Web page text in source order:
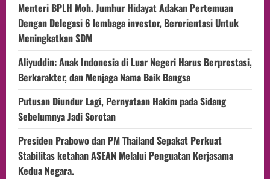
Menteri BPLH Moh. Jumhur Hidayat Adakan Pertemuan
Dengan Delegasi 6 lembaga investor, Berorientasi Untuk
Meningkatkan SDM
Aliyuddin: Anak Indonesia di Luar Negeri Harus Berprestasi,
Berkarakter, dan Menjaga Nama Baik Bangsa
Putusan Diundur Lagi, Pernyataan Hakim pada Sidang
Sebelumnya Jadi Sorotan
Presiden Prabowo dan PM Thailand Sepakat Perkuat
Stabilitas ketahan ASEAN Melalui Penguatan Kerjasama
Kedua Negara.